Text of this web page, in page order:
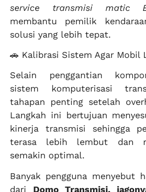
service transmisi matic
membantu pemilik
solusi yang lebih tepat.
🚗 Kalibrasi Sistem Agar Mobil
Selain penggantian
sistem komputerisasi
tahapan penting setelah
Langkah ini bertujuan
kinerja transmisi sehingga
terasa lebih lembut dan
semakin optimal.
Banyak pengguna menyebut
dari Domo Transmisi,